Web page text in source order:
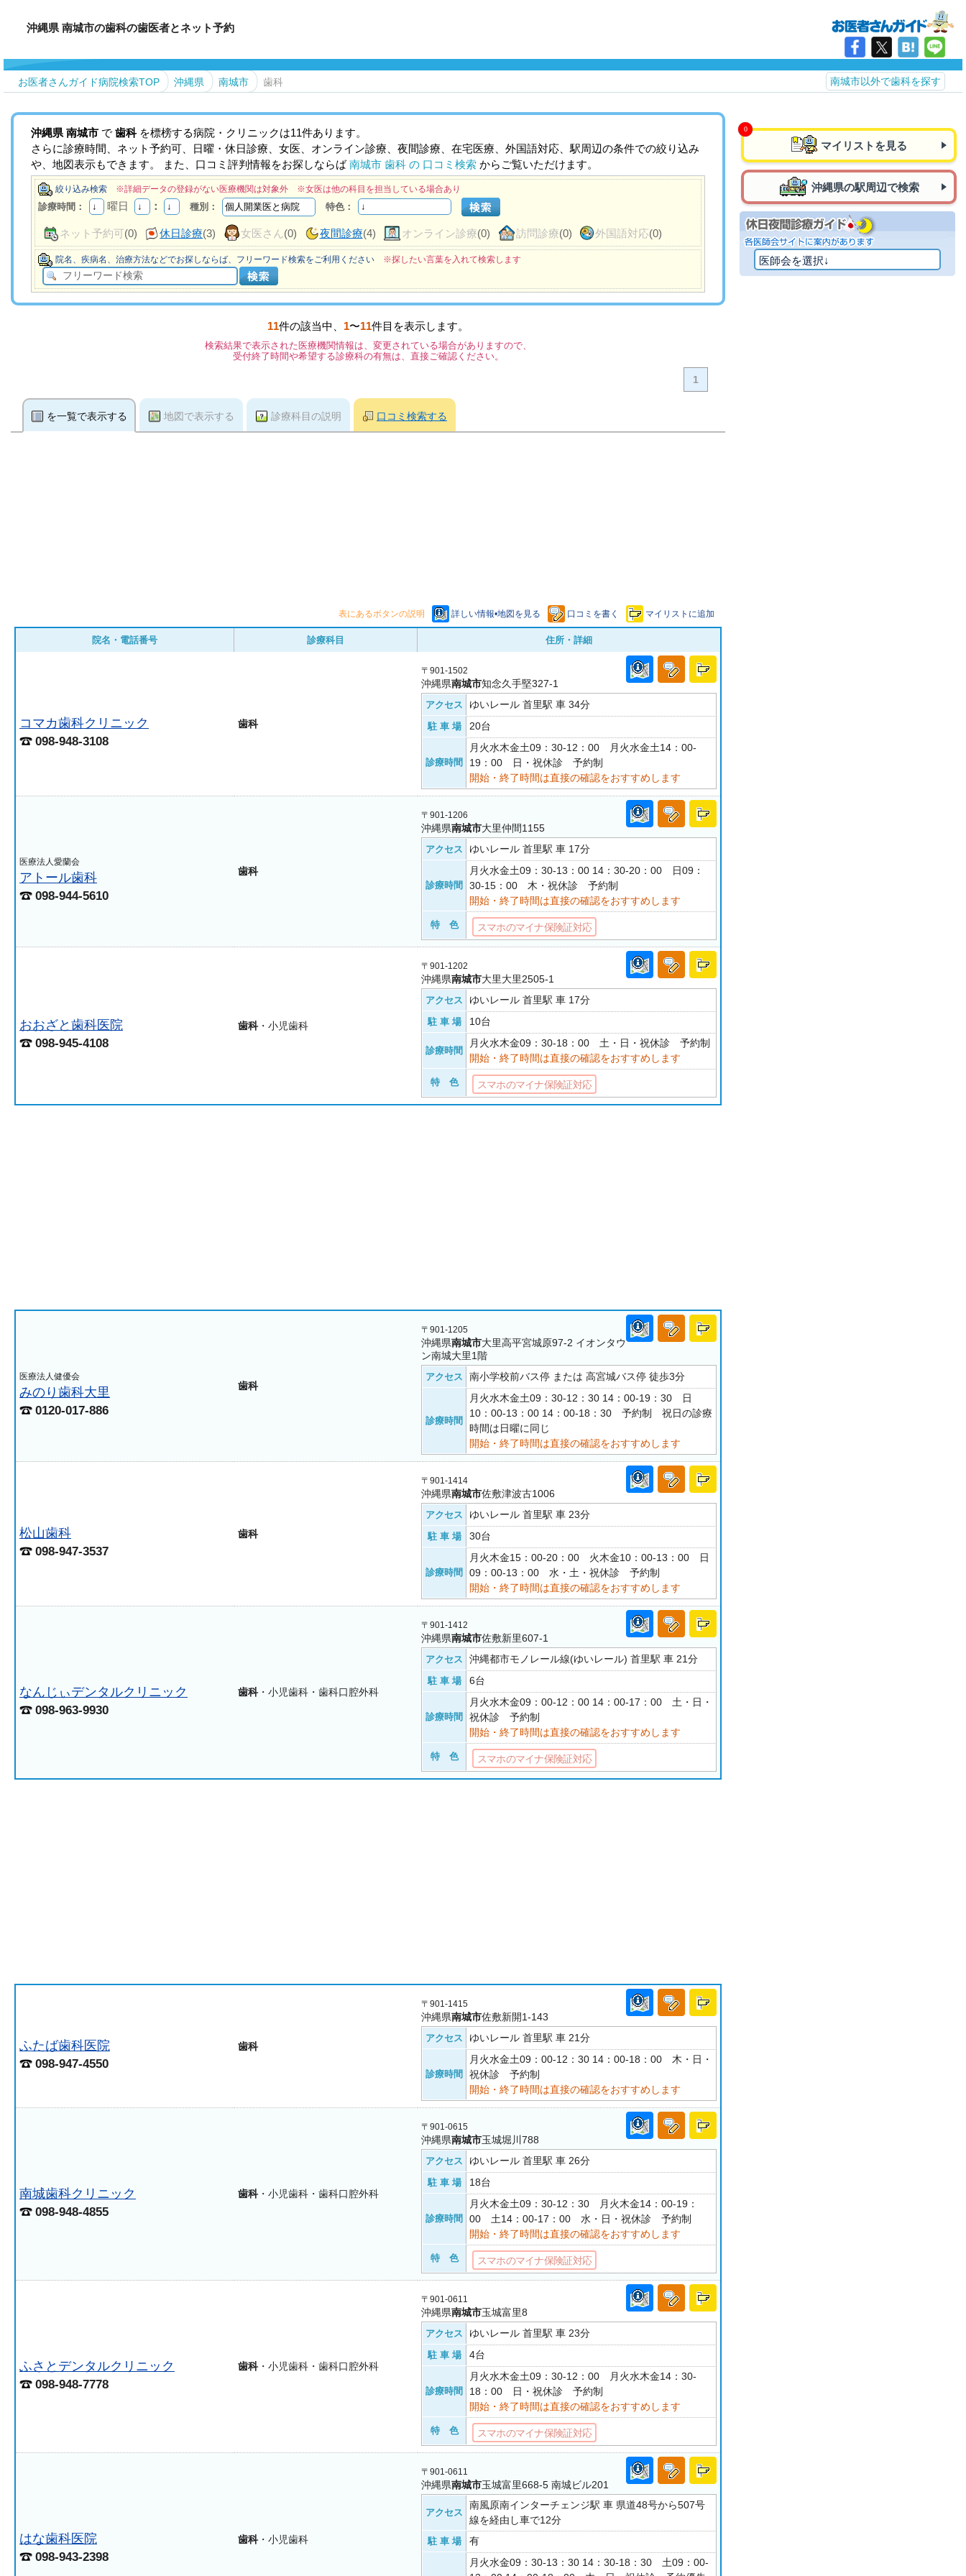
沖縄県 南城市の歯科の歯医者とネット予約
お医者さんガイド病院検索TOP 沖縄県 南城市 歯科 南城市以外で歯科を探す
沖縄県 南城市 で 歯科を標榜する病院・クリニックは11件あります。
さらに診療時間、ネット予約可、日曜・休日診療、女医、オンライン診療、夜間診療、在宅医療、外国語対応、駅周辺の条件での絞り込み
や、地図表示もできます。 また、口コミ評判情報をお探しならば南城市 歯科 の 口コミ検索 からご覧いただけます。
絞り込み検索 ※詳細データの登録がない医療機関は対象外 ※女医は他の科目を担当している場合あり
診療時間： 曜日 ： 種別： 特色：
ネット予約可(0) 休日診療(3) 女医さん(0) 夜間診療(4) オンライン診療(0) 訪問診療(0) 外国語対応(0)
院名、疾病名、治療方法などでお探しならば、フリーワード検索をご利用ください ※探したい言葉を入れて検索します
11件の該当中、 1〜11件目を表示します。
検索結果で表示された医療機関情報は、変更されている場合がありますので、
受付終了時間や希望する診療科の有無は、直接ご確認ください。
1
を一覧で表示する 地図で表示する 診療科目の説明 口コミ検索する
表にあるボタンの説明 詳しい情報•地図を見る 口コミを書く マイリストに追加
院名・電話番号 診療科目 住所・詳細
コマカ歯科クリニック
098-948-3108
歯科
〒901-1502
沖縄県南城市知念久手堅327-1
アクセス ゆいレール 首里駅 車 34分
駐 車 場 20台
診療時間
月火水木金土09：30-12：00 月火水金土14：00-
19：00 日・祝休診 予約制
開始・終了時間は直接の確認をおすすめします
医療法人愛蘭会
アトール歯科
098-944-5610
歯科
〒901-1206
沖縄県南城市大里仲間1155
アクセス ゆいレール 首里駅 車 17分
診療時間
月火水金土09：30-13：00 14：30-20：00 日09：
30-15：00 木・祝休診 予約制
開始・終了時間は直接の確認をおすすめします
特 色 スマホのマイナ保険証対応
おおざと歯科医院
098-945-4108
歯科・小児歯科
〒901-1202
沖縄県南城市大里大里2505-1
アクセス ゆいレール 首里駅 車 17分
駐 車 場 10台
診療時間
月火水木金09：30-18：00 土・日・祝休診 予約制
開始・終了時間は直接の確認をおすすめします
特 色 スマホのマイナ保険証対応
医療法人健優会
みのり歯科大里
0120-017-886
歯科
〒901-1205
沖縄県南城市大里高平宮城原97-2 イオンタウ
ン南城大里1階
アクセス 南小学校前バス停 または 高宮城バス停 徒歩3分
診療時間
月火水木金土09：30-12：30 14：00-19：30 日
10：00-13：00 14：00-18：30 予約制 祝日の診療
時間は日曜に同じ
開始・終了時間は直接の確認をおすすめします
松山歯科
098-947-3537
歯科
〒901-1414
沖縄県南城市佐敷津波古1006
アクセス ゆいレール 首里駅 車 23分
駐 車 場 30台
診療時間
月火木金15：00-20：00 火木金10：00-13：00 日
09：00-13：00 水・土・祝休診 予約制
開始・終了時間は直接の確認をおすすめします
なんじぃデンタルクリニック
098-963-9930
歯科・小児歯科・歯科口腔外科
〒901-1412
沖縄県南城市佐敷新里607-1
アクセス 沖縄都市モノレール線(ゆいレール) 首里駅 車 21分
駐 車 場 6台
診療時間
月火水木金09：00-12：00 14：00-17：00 土・日・
祝休診 予約制
開始・終了時間は直接の確認をおすすめします
特 色 スマホのマイナ保険証対応
ふたば歯科医院
098-947-4550
歯科
〒901-1415
沖縄県南城市佐敷新開1-143
アクセス ゆいレール 首里駅 車 21分
診療時間
月火水金土09：00-12：30 14：00-18：00 木・日・
祝休診 予約制
開始・終了時間は直接の確認をおすすめします
南城歯科クリニック
098-948-4855
歯科・小児歯科・歯科口腔外科
〒901-0615
沖縄県南城市玉城堀川788
アクセス ゆいレール 首里駅 車 26分
駐 車 場 18台
診療時間
月火木金土09：30-12：30 月火木金14：00-19：
00 土14：00-17：00 水・日・祝休診 予約制
開始・終了時間は直接の確認をおすすめします
特 色 スマホのマイナ保険証対応
ふさとデンタルクリニック
098-948-7778
歯科・小児歯科・歯科口腔外科
〒901-0611
沖縄県南城市玉城富里8
アクセス ゆいレール 首里駅 車 23分
駐 車 場 4台
診療時間
月火水木金土09：30-12：00 月火水木金14：30-
18：00 日・祝休診 予約制
開始・終了時間は直接の確認をおすすめします
特 色 スマホのマイナ保険証対応
はな歯科医院
098-943-2398
歯科・小児歯科
〒901-0611
沖縄県南城市玉城富里668-5 南城ビル201
アクセス
南風原南インターチェンジ駅 車 県道48号から507号
線を経由し車で12分
駐 車 場
有
月火水金09：30-13：30 14：30-18：30 土09：00-
マイリストを見る
沖縄県の駅周辺で検索